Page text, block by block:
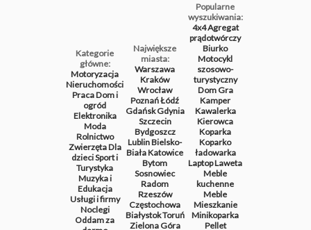
Kategorie
główne:
Motoryzacja
Nieruchomości
PracaDom i
ogród
Elektronika
Moda
Rolnictwo
ZwierzętaDla
dzieciSport i
Turystyka
Muzyka i
Edukacja
Usługi i firmy
Noclegi
Oddam za
Największe
miasta:
Warszawa
Kraków
Wrocław
PoznańŁódź
GdańskGdynia
Szczecin
Bydgoszcz
LublinBielsko-
BiałaKatowice
Bytom
Sosnowiec
Radom
Rzeszów
Częstochowa
BiałystokToruń
Zielona Góra
Popularne
wyszukiwania:
4x4Agregat
prądotwórczy
Biurko
Motocykl
szosowo-
turystyczny
DomGra
Kamper
Kawalerka
Kierowca
Koparka
Koparko
ładowarka
LaptopLaweta
Meble
kuchenne
Meble
Mieszkanie
Minikoparka
Pellet